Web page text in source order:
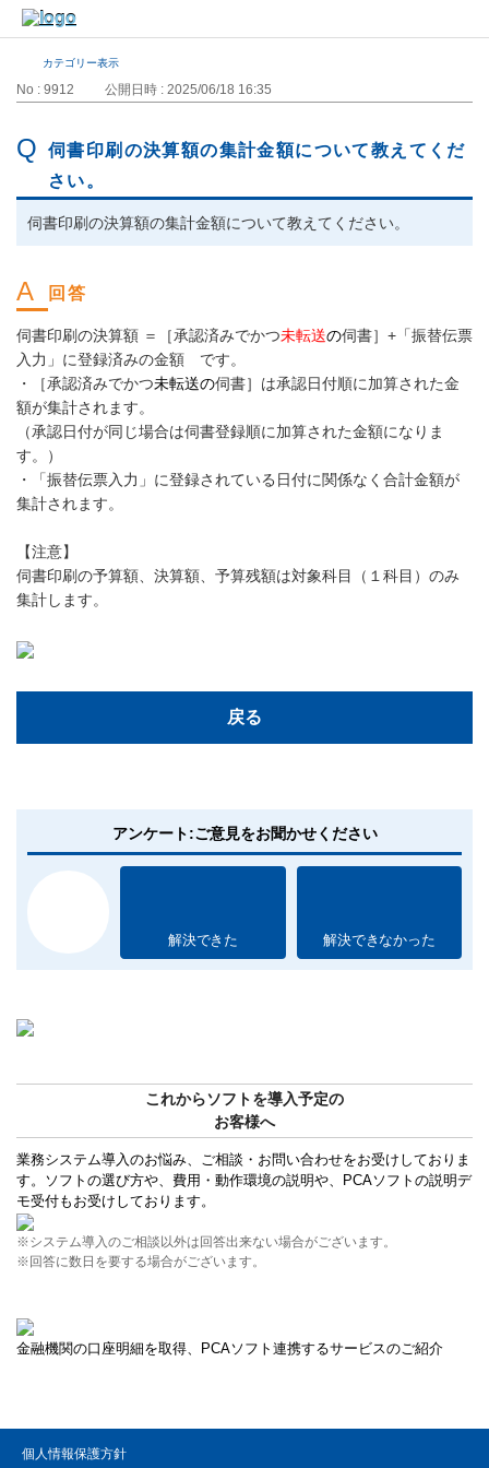
カテゴリー表示
No : 9912 公開日時 : 2025/06/18 16:35
伺書印刷の決算額の集計金額について教えてくだ
さい。
伺書印刷の決算額の集計金額について教えてください。
伺書印刷の決算額 ＝［承認済みでかつ未転送の伺書］+「振替伝票
入力」に登録済みの金額 です。
・［承認済みでかつ未転送の伺書］は承認日付順に加算された金
額が集計されます。
（承認日付が同じ場合は伺書登録順に加算された金額になりま
す。）
・「振替伝票入力」に登録されている日付に関係なく合計金額が
集計されます。
【注意】
伺書印刷の予算額、決算額、予算残額は対象科目（１科目）のみ
集計します。
戻る
アンケート:ご意見をお聞かせください
解決できた 解決できなかった
これからソフトを導入予定の
お客様へ
業務システム導入のお悩み、ご相談・お問い合わせをお受けしておりま
す。ソフトの選び方や、費用・動作環境の説明や、PCAソフトの説明デ
モ受付もお受けしております。
※システム導入のご相談以外は回答出来ない場合がございます。
※回答に数日を要する場合がございます。
金融機関の口座明細を取得、PCAソフト連携するサービスのご紹介
個人情報保護方針